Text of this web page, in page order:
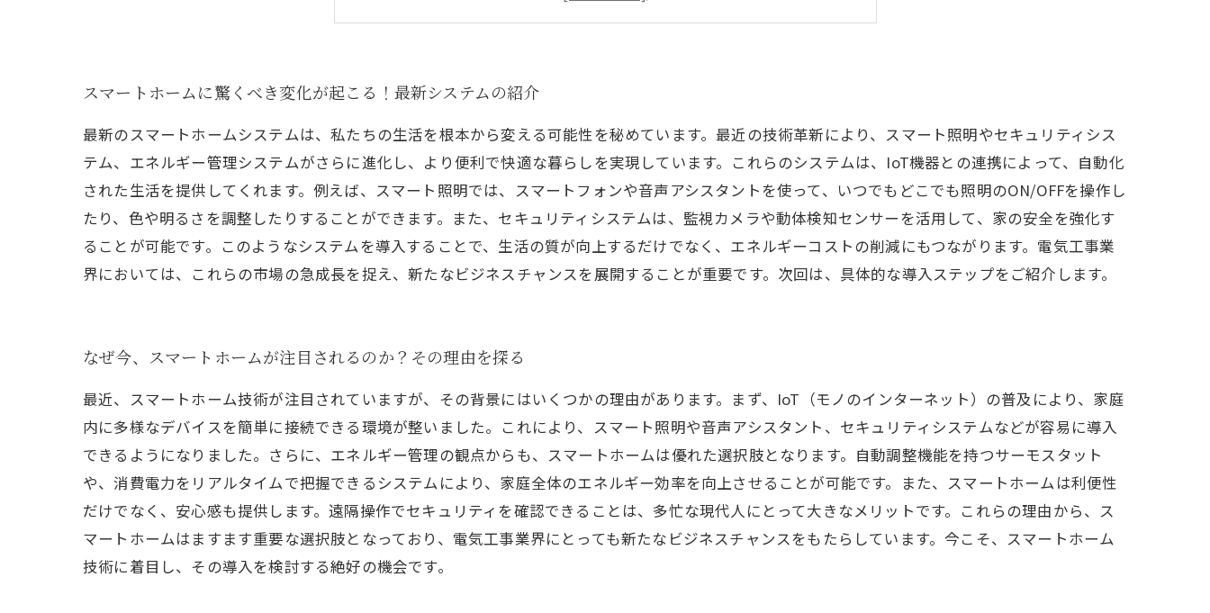
専門家が語る！スマートホーム導入のステップと注意点
あなたも取入れられる！スマートホームで快適な生活を実現しよう
スマートホームに驚くべき変化が起こる！最新システムの紹介
最新のスマートホームシステムは、私たちの生活を根本から変える可能性を秘めています。最近の技術革新により、スマート照明やセキュリティシス
テム、エネルギー管理システムがさらに進化し、より便利で快適な暮らしを実現しています。これらのシステムは、IoT機器との連携によって、自動化
された生活を提供してくれます。例えば、スマート照明では、スマートフォンや音声アシスタントを使って、いつでもどこでも照明のON/OFFを操作し
たり、色や明るさを調整したりすることができます。また、セキュリティシステムは、監視カメラや動体検知センサーを活用して、家の安全を強化す
ることが可能です。このようなシステムを導入することで、生活の質が向上するだけでなく、エネルギーコストの削減にもつながります。電気工事業
界においては、これらの市場の急成長を捉え、新たなビジネスチャンスを展開することが重要です。次回は、具体的な導入ステップをご紹介します。
なぜ今、スマートホームが注目されるのか？その理由を探る
最近、スマートホーム技術が注目されていますが、その背景にはいくつかの理由があります。まず、IoT（モノのインターネット）の普及により、家庭
内に多様なデバイスを簡単に接続できる環境が整いました。これにより、スマート照明や音声アシスタント、セキュリティシステムなどが容易に導入
できるようになりました。さらに、エネルギー管理の観点からも、スマートホームは優れた選択肢となります。自動調整機能を持つサーモスタット
や、消費電力をリアルタイムで把握できるシステムにより、家庭全体のエネルギー効率を向上させることが可能です。また、スマートホームは利便性
だけでなく、安心感も提供します。遠隔操作でセキュリティを確認できることは、多忙な現代人にとって大きなメリットです。これらの理由から、ス
マートホームはますます重要な選択肢となっており、電気工事業界にとっても新たなビジネスチャンスをもたらしています。今こそ、スマートホーム
技術に着目し、その導入を検討する絶好の機会です。